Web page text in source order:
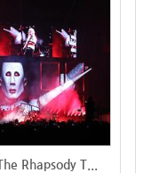
Rhapsody T...